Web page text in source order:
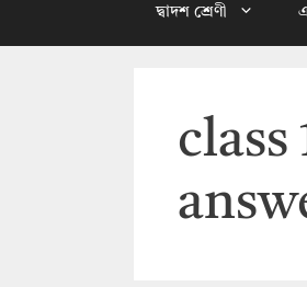
দ্বাদশ শ্রেণী